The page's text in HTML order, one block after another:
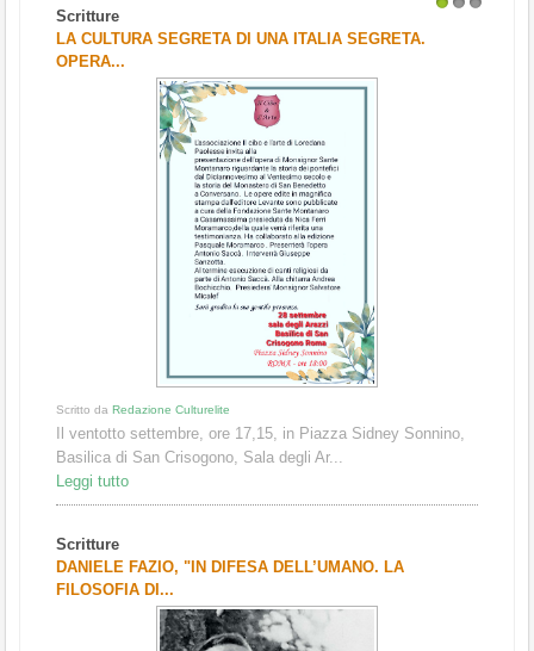
Scritture
LA CULTURA SEGRETA DI UNA ITALIA SEGRETA.
OPERA...
Scritto da Redazione Culturelite
Il ventotto settembre, ore 17,15, in Piazza Sidney Sonnino,
Basilica di San Crisogono, Sala degli Ar...
Leggi tutto
Scritture
DANIELE FAZIO, "IN DIFESA DELL’UMANO. LA
FILOSOFIA DI...